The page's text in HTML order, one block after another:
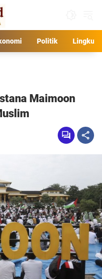
Politik
Maimoon